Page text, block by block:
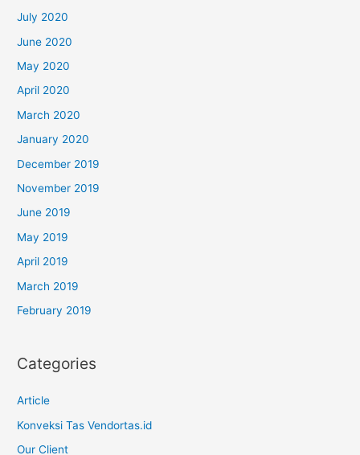
July 2020
June 2020
May 2020
April 2020
March 2020
January 2020
December 2019
November 2019
June 2019
May 2019
April 2019
March 2019
February 2019
Categories
Article
Konveksi Tas Vendortas.id
Our Client